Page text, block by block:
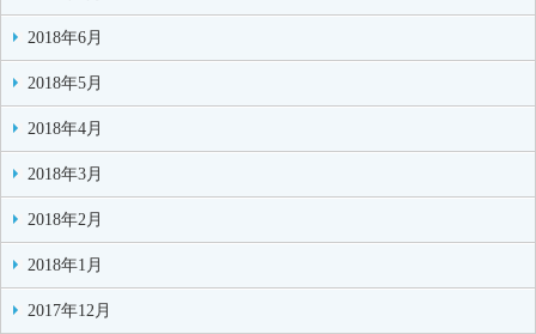
2018年6月
2018年5月
2018年4月
2018年3月
2018年2月
2018年1月
2017年12月